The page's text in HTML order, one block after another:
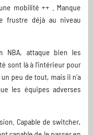
mobilité ++ . Manque
frustre déjà au niveau
NBA, attaque bien les
sont là à l'intérieur pour
peu de tout, mais il n'a
les équipes adverses
Capable de switcher,